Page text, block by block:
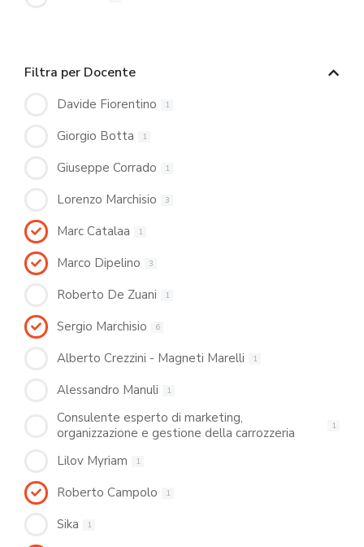
Filtra per Docente
Davide Fiorentino 1
Giorgio Botta 1
Giuseppe Corrado 1
Lorenzo Marchisio 3
Marc Catalaa 1
Marco Dipelino 3
Roberto De Zuani 1
Sergio Marchisio 6
Alberto Crezzini - Magneti Marelli 1
Alessandro Manuli 1
Consulente esperto di marketing,
organizzazione e gestione della carrozzeria
1
Lilov Myriam 1
Roberto Campolo 1
Sika 1